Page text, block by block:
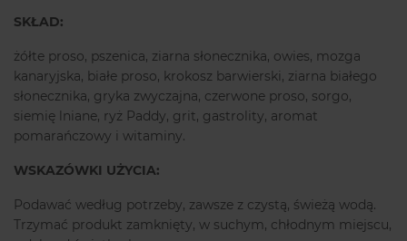
SKŁAD:
żółte proso, pszenica, ziarna słonecznika, owies, mozga
kanaryjska, białe proso, krokosz barwierski, ziarna białego
słonecznika, gryka zwyczajna, czerwone proso, sorgo,
siemię lniane, ryż Paddy, grit, gastrolity, aromat
pomarańczowy i witaminy.
WSKAZÓWKI UŻYCIA:
Podawać według potrzeby, zawsze z czystą, świeżą wodą.
Trzymać produkt zamknięty, w suchym, chłodnym miejscu,